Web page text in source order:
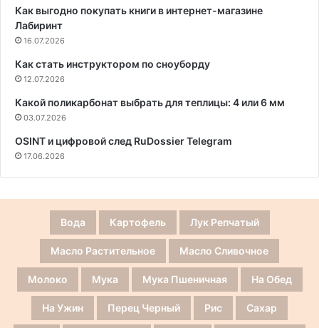
Как выгодно покупать книги в интернет-магазине
Лабиринт
16.07.2026
Как стать инструктором по сноуборду
12.07.2026
Какой поликарбонат выбрать для теплицы: 4 или 6 мм
03.07.2026
OSINT и цифровой след RuDossier Telegram
17.06.2026
Вода Картофель Лук Репчатый
Масло Растительное Масло Сливочное
Молоко Мука Мука Пшеничная На Обед
На Ужин Перец Черный Рис Сахар